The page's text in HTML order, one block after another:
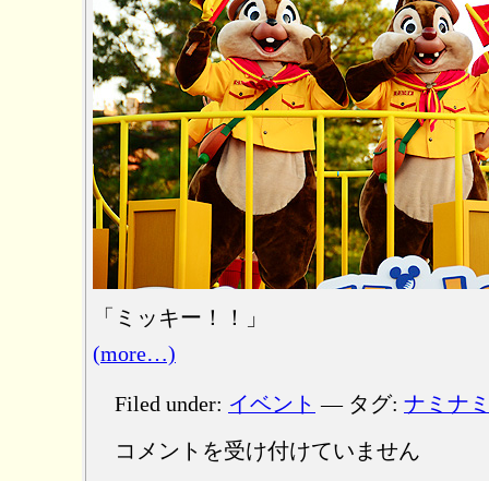
「ミッキー！！」
(more…)
Filed under: イベント — タグ: ナミナ
ぼ
コメントを受け付けていません